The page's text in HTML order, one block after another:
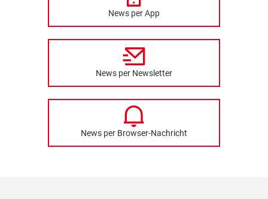
News per App
News per Newsletter
News per Browser-Nachricht